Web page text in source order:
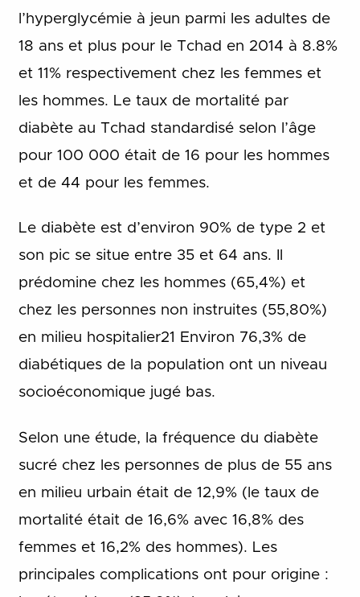
l’hyperglycémie à jeun parmi les adultes de
18 ans et plus pour le Tchad en 2014 à 8.8%
et 11% respectivement chez les femmes et
les hommes. Le taux de mortalité par
diabète au Tchad standardisé selon l’âge
pour 100 000 était de 16 pour les hommes
et de 44 pour les femmes.
Le diabète est d’environ 90% de type 2 et
son pic se situe entre 35 et 64 ans. Il
prédomine chez les hommes (65,4%) et
chez les personnes non instruites (55,80%)
en milieu hospitalier21 Environ 76,3% de
diabétiques de la population ont un niveau
socioéconomique jugé bas.
Selon une étude, la fréquence du diabète
sucré chez les personnes de plus de 55 ans
en milieu urbain était de 12,9% (le taux de
mortalité était de 16,6% avec 16,8% des
femmes et 16,2% des hommes). Les
principales complications ont pour origine :